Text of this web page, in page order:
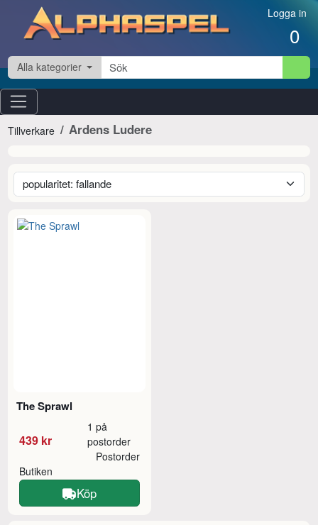
Hoppa till innehåll Logga in
0
Alla kategorier
Tillverkare Ardens Ludere
The Sprawl
439 kr
1 på
postorder
Butiken
Postorder
Köp